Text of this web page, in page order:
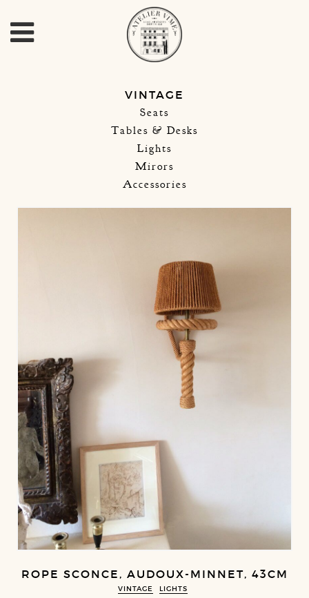
VINTAGE
Seats
Tables & Desks
Lights
Mirors
Accessories
ROPE SCONCE, AUDOUX-MINNET, 43CM
VINTAGE LIGHTS